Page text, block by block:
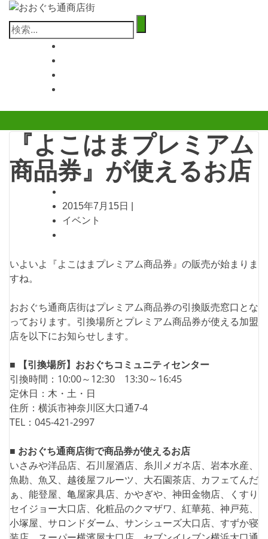
検
索:
『よこはまプレミアム
商品券』が使えるお店
2015年7月15日
イベント
いよいよ『よこはまプレミアム商品券』の販売が始まりま
すね。
おおぐち通商店街はプレミアム商品券の引換販売窓口とな
っております。引換場所とプレミアム商品券が使える加盟
店を以下にお知らせします。
■ 【引換場所】おおぐちコミュニティセンター
引換時間：10:00～12:30 13:30～16:45
定休日：木・土・日
住所：横浜市神奈川区大口通7-4
TEL：045-421-2997
■ おおぐち通商店街で商品券が使えるお店
いさみや洋品店、石川屋酒店、糸川メガネ店、岩本水産、
魚勘、魚又、越後屋フルーツ、大石園茶店、カフェてんだ
ぁ、能登屋、亀屋家具店、かやぎや、神田金物店、くすり
セイジョー大口店、化粧品のクマザワ、紅華苑、神戸苑、
小塚屋、サロンドダーム、サンシューズ大口店、すずか寝